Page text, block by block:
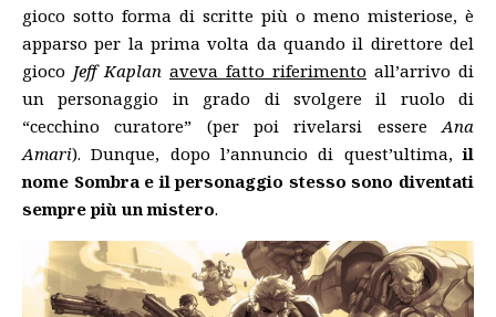
gioco sotto forma di scritte più o meno misteriose, è
apparso per la prima volta da quando il direttore del
gioco Jeff Kaplan aveva fatto riferimento all’arrivo di
un personaggio in grado di svolgere il ruolo di
“cecchino curatore” (per poi rivelarsi essere Ana
Amari). Dunque, dopo l’annuncio di quest’ultima,il
nome Sombra e il personaggio stesso sono diventati
sempre più un mistero.